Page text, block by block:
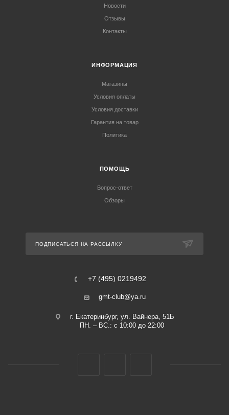
Новости
Отзывы
Контакты
ИНФОРМАЦИЯ
Магазины
Условия оплаты
Условия доставки
Гарантия на товар
Политика
ПОМОЩЬ
Вопрос-ответ
Обзоры
ПОДПИСАТЬСЯ НА РАССЫЛКУ
+7 (495) 0219492
gmt-club@ya.ru
г. Екатеринбург, ул. Вайнера, 51Б
ПН. – ВС.: с 10:00 до 22:00